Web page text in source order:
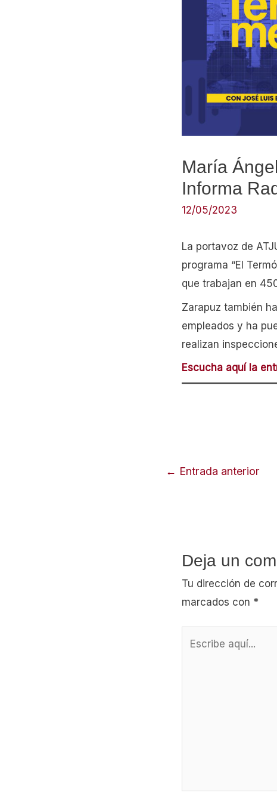
María
Informa
12/05/2023
La portavoz de
programa “El
que trabajan en
Zarapuz también
empleados y ha
realizan
Escucha aquí la
Navegación
← Entrada anterior
Deja un
Tu dirección de
marcados con *